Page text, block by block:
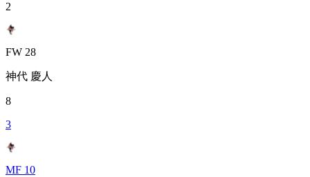
2
FW 28
神代 慶人
8
3
MF 10